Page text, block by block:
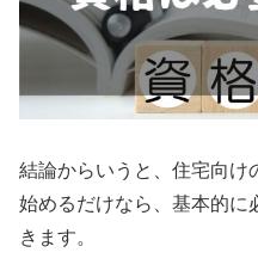
結論からいうと、住宅向け
始めるだけなら、基本的に
きます。